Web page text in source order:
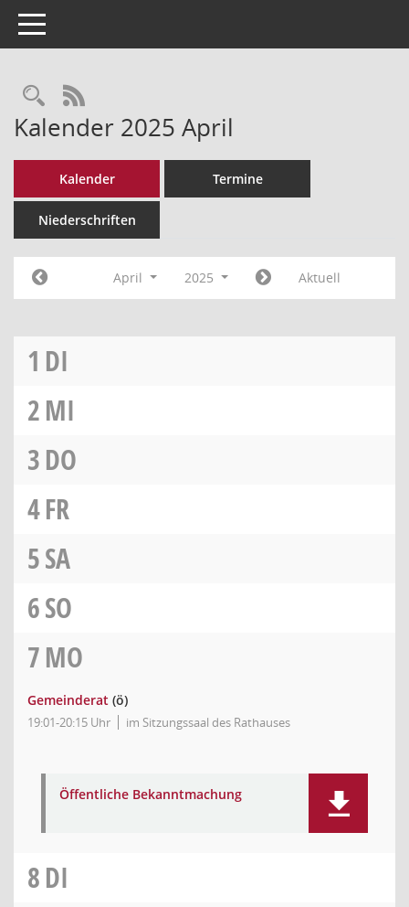
Toggle navigation
Rechercheauswahl
RSS-Feed
Kalender 2025 April
Kalender Termine
Niederschriften
April 2025 Aktuell
1 DI
2MI
3DO
4FR
5SA
6SO
7MO
Gemeinderat (ö)
19:01-20:15 Uhr im Sitzungssaal des Rathauses
Öffentliche Bekanntmachung
8DI